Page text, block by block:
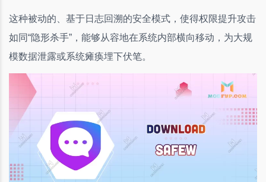
这种被动的、基于日志回溯的安全模式，使得权限提升攻击
如同“隐形杀手”，能够从容地在系统内部横向移动，为大规
模数据泄露或系统瘫痪埋下伏笔。